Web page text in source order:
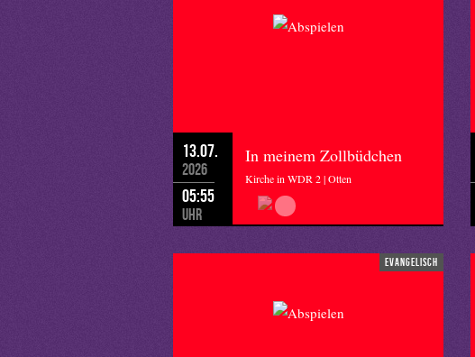
13.07.
2026
05:55
Uhr
In meinem Zollbüdchen
Kirche in WDR 2 | Otten
evangelisch